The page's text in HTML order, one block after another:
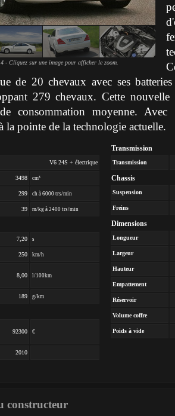
- Cliquez sur une image pour afficher le zoom.
de 20 chevaux avec ses
279 chevaux. Cette
consommation moyenne.
la pointe de la technologie actuelle.
V6 24S + électrique
3498 cm³
299 ch à 6000 trs/min
39 m/kg à 2400 trs/min
7,20 s
250 km/h
8,00 l/100km
189 g/km
92300 €
2010
Transmission
Transmission
Chassis
Suspension
Freins
Dimensions
Longueur
Largeur
Hauteur
Empattement
Réservoir
Volume coffre
Poids à vide
constructeur